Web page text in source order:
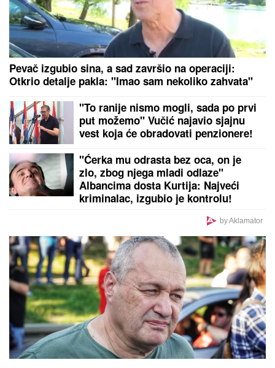
KRVAVI EVRI
Dok su Milica i Marko mučili pekara
(73) tokom intimnog odnosa, Martina (30) je u
"puntu" radila JEDNU stvar! (FOTO, VIDEO)
by Aklamator
PREPORUKA ZA VAS
Dragan Stanković verenici priredio iznenađenje,
podelio snimak sa INTIMNE PROSLAVE Muzičari